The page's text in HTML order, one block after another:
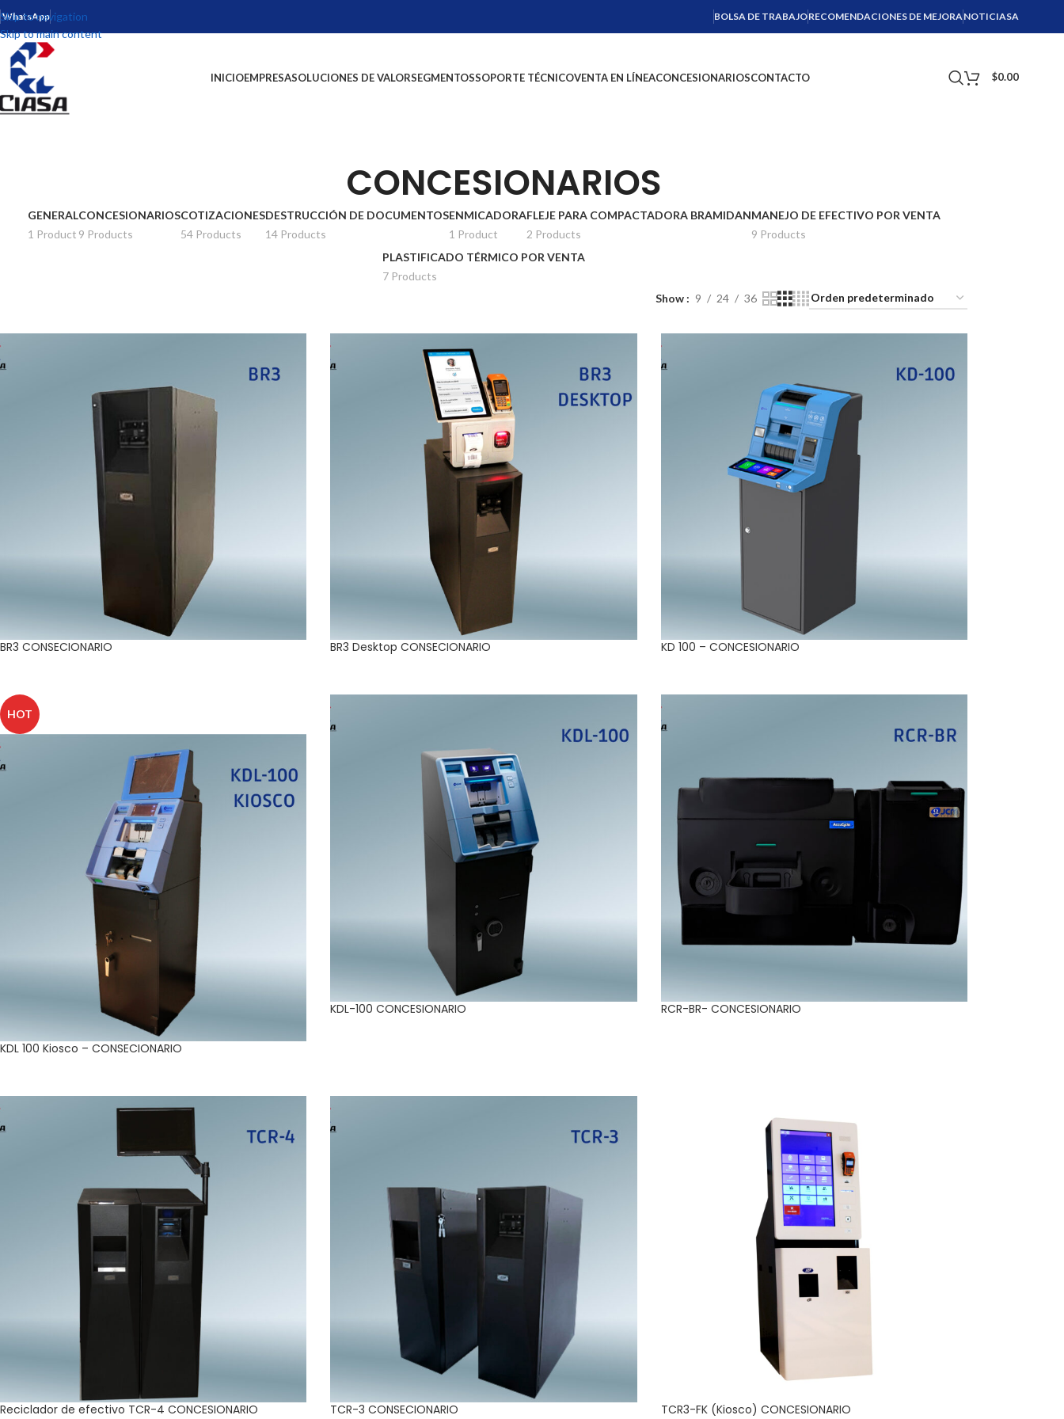
Skip to navigation
Skip to main content
WhatsApp BOLSA DE TRABAJORECOMENDACIONES DE MEJORANOTICIASA
INICIOEMPRESASOLUCIONES DE VALORSEGMENTOSSOPORTE TÉCNICOVENTA EN LÍNEACONCESIONARIOSCONTACTO $0.00
CONCESIONARIOS
GENERAL
1 Product
CONCESIONARIOS
9 Products
COTIZACIONES
54 Products
DESTRUCCIÓN DE DOCUMENTOS
14 Products
ENMICADORA
1 Product
FLEJE PARA COMPACTADORA BRAMIDAN
2 Products
MANEJO DE EFECTIVO POR VENTA
9 Products
PLASTIFICADO TÉRMICO POR VENTA
7 Products
Show
9 24 36
BR3 CONSECIONARIO BR3 Desktop CONSECIONARIO KD 100 – CONCESIONARIO
HOT
KDL 100 Kiosco – CONSECIONARIO
KDL-100 CONCESIONARIO RCR-BR- CONCESIONARIO
Reciclador de efectivo TCR-4 CONCESIONARIO TCR-3 CONSECIONARIO TCR3-FK (Kiosco) CONCESIONARIO